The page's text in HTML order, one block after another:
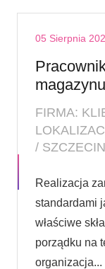
05 Sierpnia
FIRMA:
/ SZCZECIN
Realizacja
standardami
właściwe
porządku na
organizacja...